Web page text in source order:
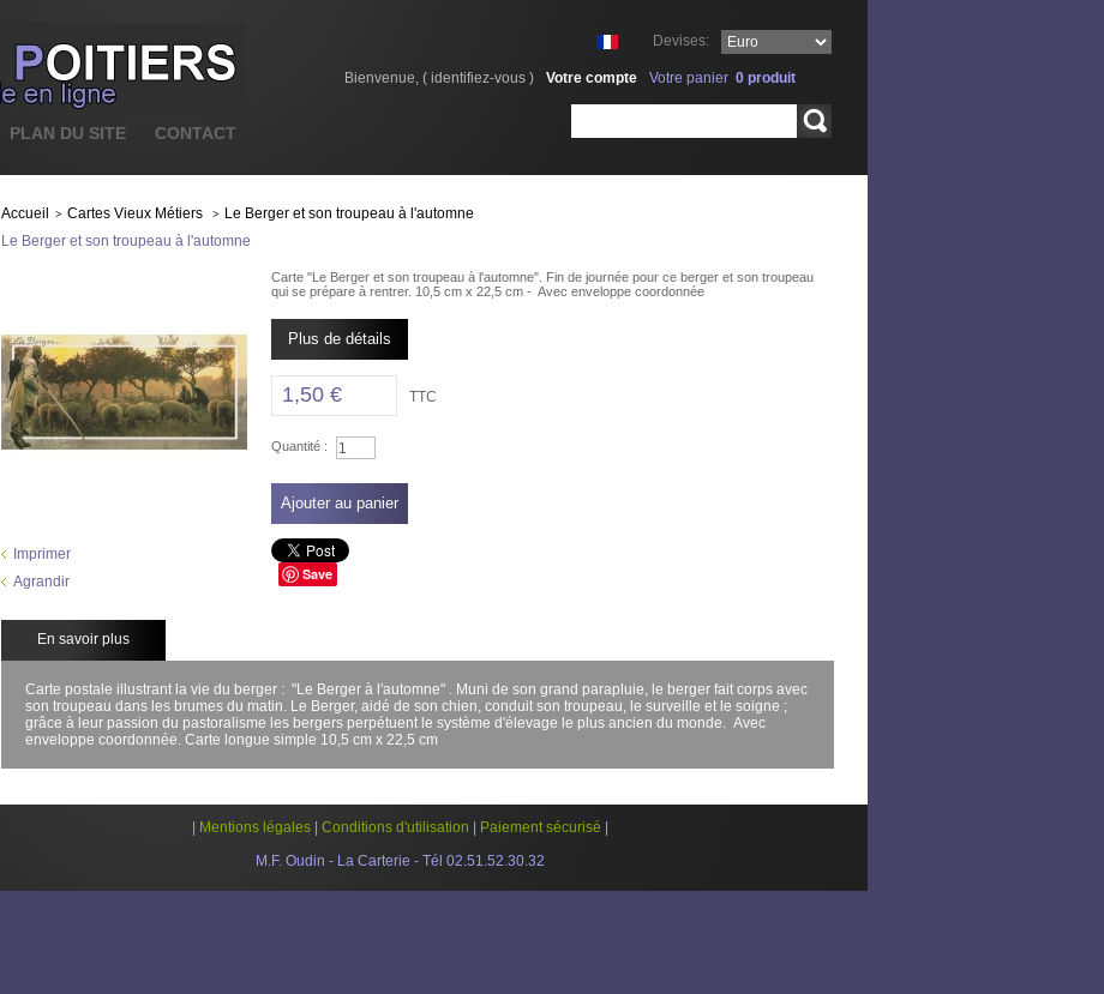
Devises:
Bienvenue, ( identifiez-vous ) Votre compte Votre panier 0 produit
PLAN DU SITE CONTACT
Accueil > Cartes Vieux Métiers >
Le Berger et son troupeau à l'automne
Le Berger et son troupeau à l'automne
Imprimer
Agrandir
Carte "Le Berger et son troupeau à l'automne". Fin de journée pour ce berger et son troupeau
qui se prépare à rentrer. 10,5 cm x 22,5 cm - Avec enveloppe coordonnée
Plus de détails
1,50 € TTC
Quantité :
Ajouter au panier
Save
En savoir plus
Carte postale illustrant la vie du berger : "Le Berger à l'automne" . Muni de son grand parapluie, le berger fait corps avec
son troupeau dans les brumes du matin. Le Berger, aidé de son chien, conduit son troupeau, le surveille et le soigne ;
grâce à leur passion du pastoralisme les bergers perpétuent le système d'élevage le plus ancien du monde. Avec
enveloppe coordonnée. Carte longue simple 10,5 cm x 22,5 cm
Mentions légales| Conditions d'utilisation Paiement sécurisé
M.F. Oudin - La Carterie - Tél 02.51.52.30.32